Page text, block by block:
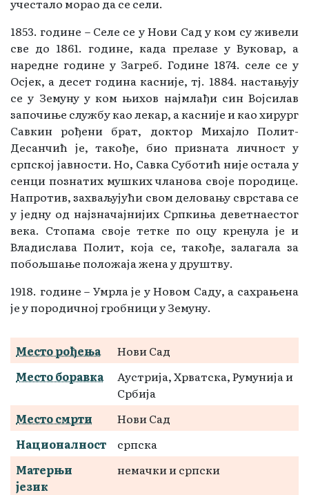
учестало морао да се сели.
1853. године – Селе се у Нови Сад у ком су живели
све до 1861. године, када прелазе у Вуковар, а
наредне године у Загреб. Године 1874. селе се у
Осјек, а десет година касније, тј. 1884. настањују
се у Земуну у ком њихов најмлађи син Војсилав
започиње службу као лекар, а касније и као хирург
Савкин рођени брат, доктор Михајло Полит-
Десанчић је, такође, био призната личност у
српској јавности. Но, Савка Суботић није остала у
сенци познатих мушких чланова своје породице.
Напротив, захваљујући свом деловању сврстава се
у једну од најзначајнијих Српкиња деветнаестог
века. Стопама своје тетке по оцу кренула је и
Владислава Полит, која се, такође, залагала за
побољшање положаја жена у друштву.
1918. године – Умрла је у Новом Саду, а сахрањена
је у породичној гробници у Земуну.
Место рођења
Нови Сад
Место боравка
Аустрија, Хрватска, Румунија и
Србија
Место смрти
Нови Сад
Националност
српска
Матерњи
језик
немачки и српски